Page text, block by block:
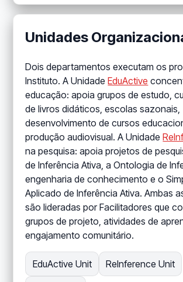
Unidades
Dois departamentos executam os
Instituto. A UnidadeEduActive
educação: apoia grupos de estudo,
de livros didáticos, escolas sazonais,
desenvolvimento de cursos
produção audiovisual. A Unidade
na pesquisa: apoia projetos de
de Inferência Ativa, a Ontologia de
engenharia de conhecimento e o
Aplicado de Inferência Ativa. Ambas
são lideradas por Facilitadores que
grupos de projeto, atividades de
engajamento comunitário.
EduActive Unit ReInference Unit